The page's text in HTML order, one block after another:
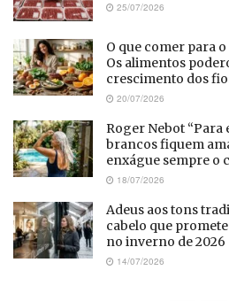
25/07/2026
O que comer para
Os alimentos
crescimento dos
20/07/2026
Roger Nebot “Para
brancos fiquem
enxágue sempre o
18/07/2026
Adeus aos tons
cabelo que
no inverno de 2026
14/07/2026